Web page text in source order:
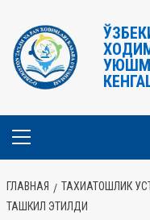
содержимому
Основное
ГЛАВНАЯ
ТАХИАТОШЛИК
ТАШКИЛ ЭТИЛДИ